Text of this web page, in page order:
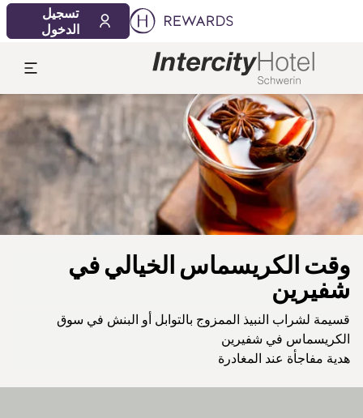
تسجيل
الدخول
الشريحة 1 من 1
وقت الكريسماس الخيالي في
شفيرين
قسيمة لشراب النبيذ الممزوج بالتوابل أو البنش في سوق
الكريسماس في شفيرين
هدية مفاجأة عند المغادرة